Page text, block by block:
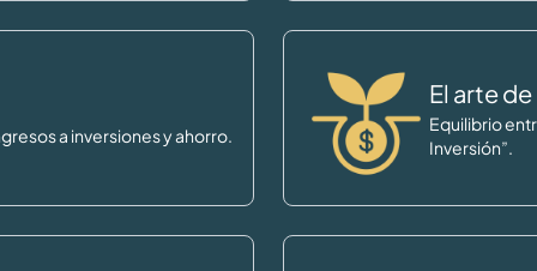
a inversiones y ahorro.
El arte
Equilibrio
Inversión”.